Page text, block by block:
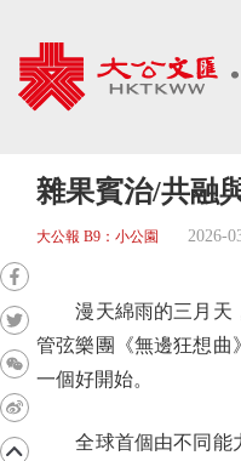
雜果賓治/共融
大公報 B9：小公園 2026-
漫天綿雨的三月天
管弦樂團《無邊狂想曲
一個好開始。
全球首個由不同能力